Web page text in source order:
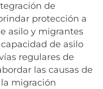
de
protección a
asilo y migrantes
de asilo
regulares de
las causas de
migración